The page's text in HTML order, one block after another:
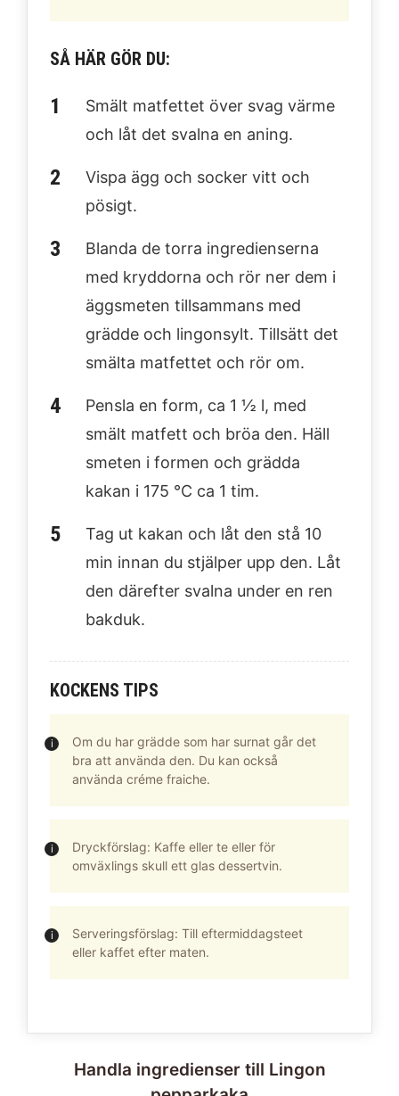
SÅ HÄR GÖR DU:
Smält matfettet över svag värme
och låt det svalna en aning.
Vispa ägg och socker vitt och
pösigt.
Blanda de torra ingredienserna
med kryddorna och rör ner dem i
äggsmeten tillsammans med
grädde och lingonsylt. Tillsätt det
smälta matfettet och rör om.
Pensla en form, ca 1 ½ l, med
smält matfett och bröa den. Häll
smeten i formen och grädda
kakan i 175 °C ca 1 tim.
Tag ut kakan och låt den stå 10
min innan du stjälper upp den. Låt
den därefter svalna under en ren
bakduk.
KOCKENS TIPS
Om du har grädde som har surnat går det
bra att använda den. Du kan också
använda créme fraiche.
Dryckförslag: Kaffe eller te eller för
omväxlings skull ett glas dessertvin.
Serveringsförslag: Till eftermiddagsteet
eller kaffet efter maten.
Handla ingredienser till Lingon